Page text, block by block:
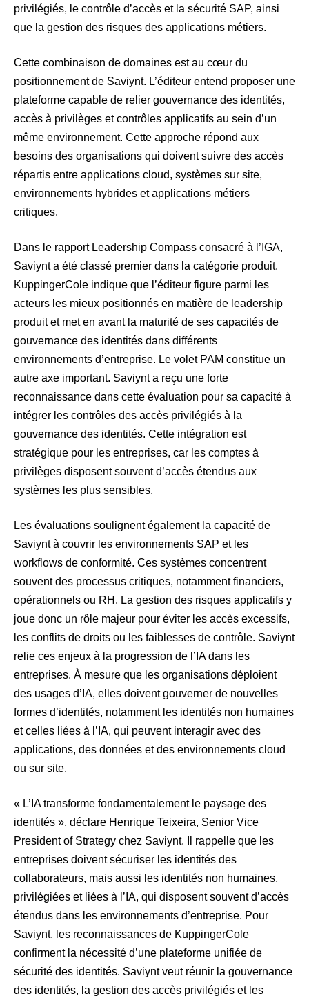
privilégiés, le contrôle d’accès et la sécurité SAP, ainsi
que la gestion des risques des applications métiers.
Cette combinaison de domaines est au cœur du
positionnement de Saviynt. L’éditeur entend proposer une
plateforme capable de relier gouvernance des identités,
accès à privilèges et contrôles applicatifs au sein d’un
même environnement. Cette approche répond aux
besoins des organisations qui doivent suivre des accès
répartis entre applications cloud, systèmes sur site,
environnements hybrides et applications métiers
critiques.
Dans le rapport Leadership Compass consacré à l’IGA,
Saviynt a été classé premier dans la catégorie produit.
KuppingerCole indique que l’éditeur figure parmi les
acteurs les mieux positionnés en matière de leadership
produit et met en avant la maturité de ses capacités de
gouvernance des identités dans différents
environnements d’entreprise. Le volet PAM constitue un
autre axe important. Saviynt a reçu une forte
reconnaissance dans cette évaluation pour sa capacité à
intégrer les contrôles des accès privilégiés à la
gouvernance des identités. Cette intégration est
stratégique pour les entreprises, car les comptes à
privilèges disposent souvent d’accès étendus aux
systèmes les plus sensibles.
Les évaluations soulignent également la capacité de
Saviynt à couvrir les environnements SAP et les
workflows de conformité. Ces systèmes concentrent
souvent des processus critiques, notamment financiers,
opérationnels ou RH. La gestion des risques applicatifs y
joue donc un rôle majeur pour éviter les accès excessifs,
les conflits de droits ou les faiblesses de contrôle. Saviynt
relie ces enjeux à la progression de l’IA dans les
entreprises. À mesure que les organisations déploient
des usages d’IA, elles doivent gouverner de nouvelles
formes d’identités, notamment les identités non humaines
et celles liées à l’IA, qui peuvent interagir avec des
applications, des données et des environnements cloud
ou sur site.
« L’IA transforme fondamentalement le paysage des
identités », déclare Henrique Teixeira, Senior Vice
President of Strategy chez Saviynt. Il rappelle que les
entreprises doivent sécuriser les identités des
collaborateurs, mais aussi les identités non humaines,
privilégiées et liées à l’IA, qui disposent souvent d’accès
étendus dans les environnements d’entreprise. Pour
Saviynt, les reconnaissances de KuppingerCole
confirment la nécessité d’une plateforme unifiée de
sécurité des identités. Saviynt veut réunir la gouvernance
des identités, la gestion des accès privilégiés et les